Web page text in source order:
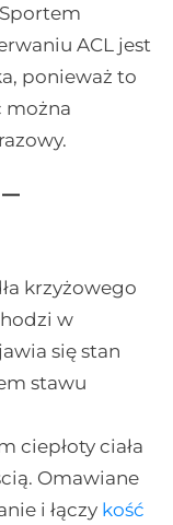
ACL jest
ponieważ to
można
krzyżowego
w
się stan
stawu
ciepłoty ciała
Omawiane
i łączy kość